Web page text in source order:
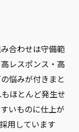
合わせは守備範
レスポンス・高
悩みが付きまと
ほとんど発生せ
いものに仕上が
用しています